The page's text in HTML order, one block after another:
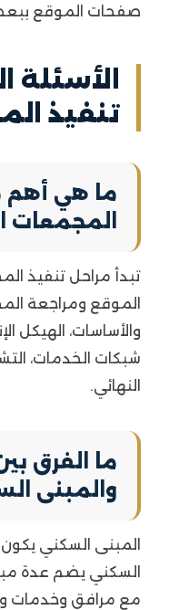
صفحات الموقع
تنفيذ
ما هي أهم
المجمعات
تبدأ مراحل تنفيذ
الموقع ومراجعة
والأساسات، الهيكل
شبكات الخدمات،
النهائي.
ما الفرق
والمبنى
المبنى السكني يكون
السكني يضم عدة
مع مرافق وخدمات